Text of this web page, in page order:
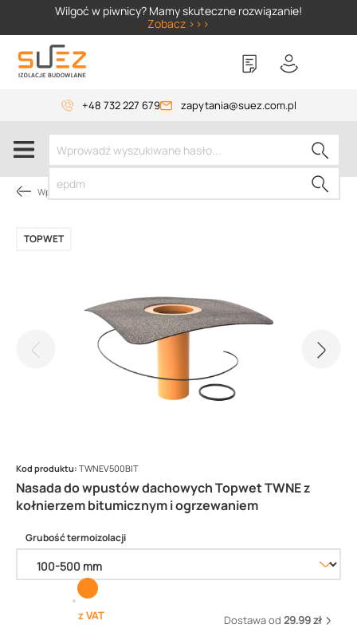
Wilgoć w piwnicy? Mamy skuteczne rozwiązanie!
Zobacz >>>
+48 732 227 679 zapytania@suez.com.pl
Wpusty TOPWET
Nasada do wpustów dachowych Topwet TWNE z
kołnierzem bitumicznym i ogrzewaniem
TOPWET
Kod produktu: TWNEV500BIT
Grubość termoizolacji
z VAT Dostawa od 29.99 zł